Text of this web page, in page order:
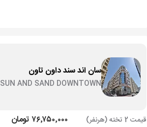
سان اند سند داون تاون
SUN AND SAND DOWNTOWN
قیمت 2 تخته (هرنفر) ۷۶٬۷۵۰٬۰۰۰ تومان